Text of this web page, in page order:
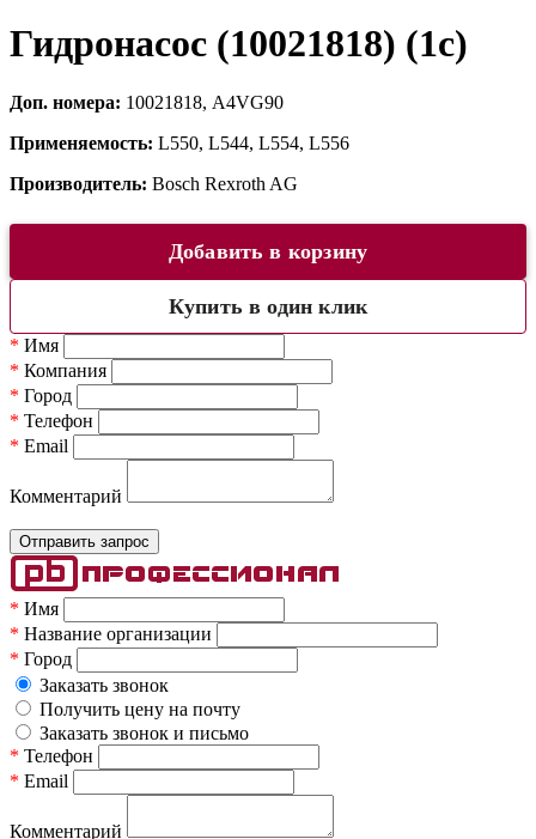
Гидронасос (10021818) (1c)
Доп. номера: 10021818, A4VG90
Применяемость: L550, L544, L554, L556
Производитель: Bosch Rexroth AG
Добавить в корзину
Купить в один клик
* Имя
* Компания
* Город
* Телефон
* Email
Комментарий
* Имя
* Название организации
* Город
Заказать звонок
Получить цену на почту
Заказать звонок и письмо
* Телефон
* Email
Комментарий